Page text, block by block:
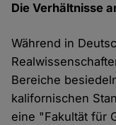
Die Verhältnisse
Während in
Bereiche
kalifornischen
eine "Fakultät für